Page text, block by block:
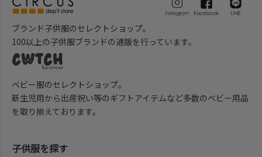
ブランド子供服のセレクトショップ。
100以上の子供服ブランドの通販を行っています。
ベビー服のセレクトショップ。
新生児用から出産祝い等のギフトアイテムなど多数のベビー用品
を取り揃えております。
子供服を探す